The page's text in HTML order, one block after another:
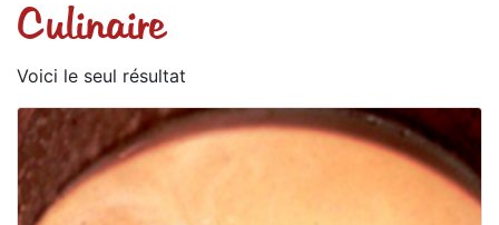
Culinaire
Voici le seul résultat